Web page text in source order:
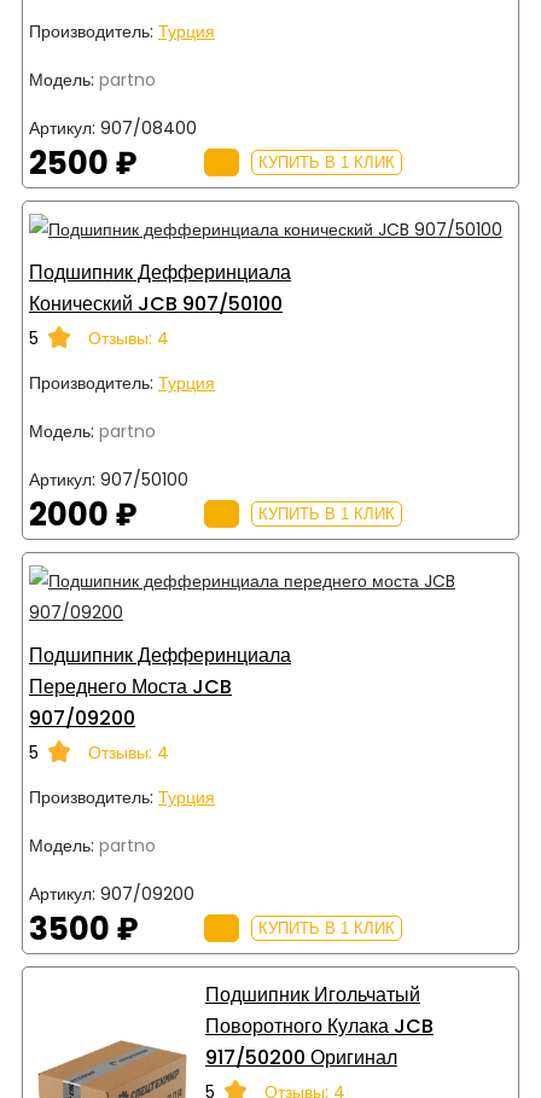
Производитель: Турция
Модель: partno
Артикул: 907/08400
2500 ₽ КУПИТЬ В 1 КЛИК
Подшипник Дефферинциала
Конический JCB 907/50100
5
Отзывы: 4
Производитель: Турция
Модель: partno
Артикул: 907/50100
2000 ₽ КУПИТЬ В 1 КЛИК
Подшипник Дефферинциала
Переднего Моста JCB
907/09200
5
Отзывы: 4
Производитель: Турция
Модель: partno
Артикул: 907/09200
3500 ₽ КУПИТЬ В 1 КЛИК
Подшипник Игольчатый
Поворотного Кулака JCB
917/50200 Оригинал
5
Отзывы: 4